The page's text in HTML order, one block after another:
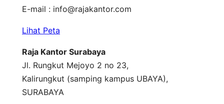
E-mail : info@rajakantor.com
Lihat Peta
Raja Kantor Surabaya
Jl. Rungkut Mejoyo 2 no 23,
Kalirungkut (samping kampus UBAYA),
SURABAYA